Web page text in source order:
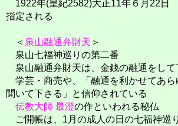
1922年(皇紀2582)大正11年６月22日
指定される
＜ 泉山融通弁財天 ＞
泉山七福神巡りの第二番
泉山融通弁財天は、金銭の融通をして
学芸・商売や、「融通を利かせてあら
聞いて下さる」と信仰されている
伝教大師 最澄の作といわれる秘仏
ご開帳は、1月の成人の日の七福神巡